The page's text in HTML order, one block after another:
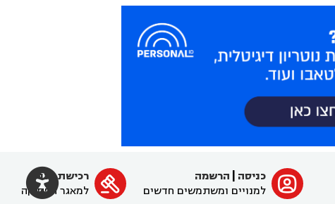
 ﱐ כניסה
הרשמה
למנויים ומשתמשים חדשים

רכישת מנוי
למאגר הפסיקה